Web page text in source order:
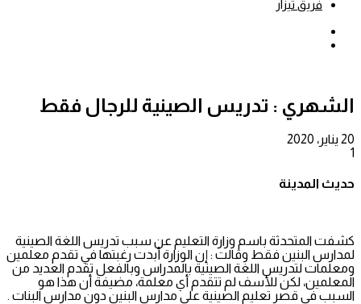
فريق تيزار
الشهري : تدريس الصينية للرجال فقط
20 يناير، 2020
1
حديث المدينة
كشفت المتحدثة باسم وزارة التعليم عن سبب تدريس اللغة الصينية
لمدارس البنين فقط وقالت : إن الوزارة أبدت رغبتها في تقدم معلمين
ومعلمات لتدريس اللغة الصينية بالمدراس وبالفعل تقدم العديد من
المعلمين، لكن للأسف لم تتقدم أي معلمة، مضيفة أن هذا هو
السبب في قصر تعليم الصينية على مدارس البنين دون مدارس البنات .